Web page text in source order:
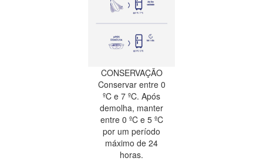
CONSERVAÇÃO
Conservar entre 0
ºC e 7 ºC. Após
demolha, manter
entre 0 ºC e 5 ºC
por um período
máximo de 24
horas.